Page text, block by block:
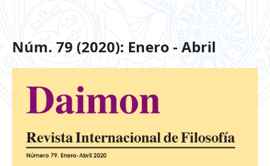
Núm. 79 (2020): Enero - Abril